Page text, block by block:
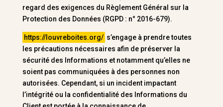
regard des exigences du Règlement Général sur la
Protection des Données (RGPD : n° 2016-679).
https://louvreboites.org/ s’engage à prendre toutes
les précautions nécessaires afin de préserver la
sécurité des Informations et notamment qu’elles ne
soient pas communiquées à des personnes non
autorisées. Cependant, si un incident impactant
l’intégrité ou la confidentialité des Informations du